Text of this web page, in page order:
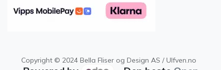
Copyright © 2024 Bella Fliser og Design AS / Ulfven.no